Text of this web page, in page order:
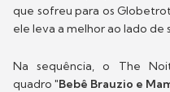
que sofreu para os
ele leva a melhor ao lado de
Na sequência, o The
quadro "Bebê Brauzio e